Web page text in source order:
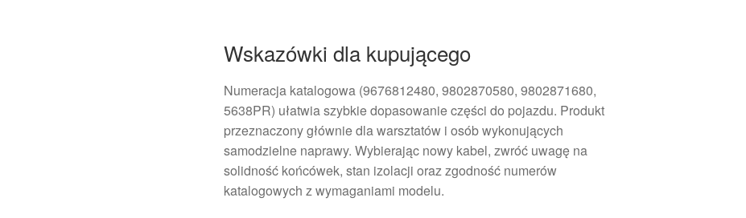
Wskazówki dla kupującego
Numeracja katalogowa (9676812480, 9802870580, 9802871680,
5638PR) ułatwia szybkie dopasowanie części do pojazdu. Produkt
przeznaczony głównie dla warsztatów i osób wykonujących
samodzielne naprawy. Wybierając nowy kabel, zwróć uwagę na
solidność końcówek, stan izolacji oraz zgodność numerów
katalogowych z wymaganiami modelu.